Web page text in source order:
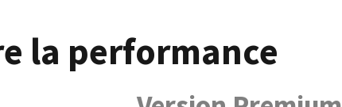
la performance